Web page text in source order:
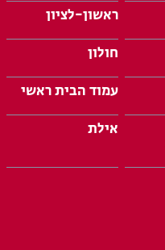
ראשון-לציון
חולון
עמוד הבית ראשי
אילת